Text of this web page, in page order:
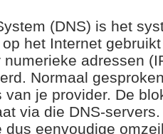
(DNS) is het
het Internet
adressen
Normaal
van je provider. De
via die DNS-servers.
dus eenvoudige